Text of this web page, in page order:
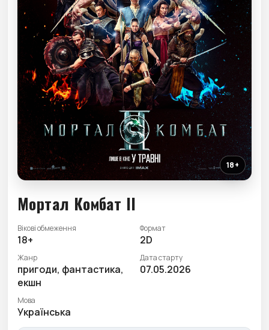
18+
Мортал Комбат II
Вікові обмеження
18+
Формат
2D
Жанр
пригоди, фантастика,
екшн
Дата старту
07.05.2026
Мова
Українська